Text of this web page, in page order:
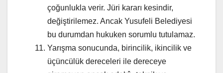
çoğunlukla verir. Jüri kararı kesindir,
değiştirilemez. Ancak Yusufeli Belediyesi
bu durumdan hukuken sorumlu tutulamaz.
Yarışma sonucunda, birincilik, ikincilik ve
üçüncülük dereceleri ile dereceye